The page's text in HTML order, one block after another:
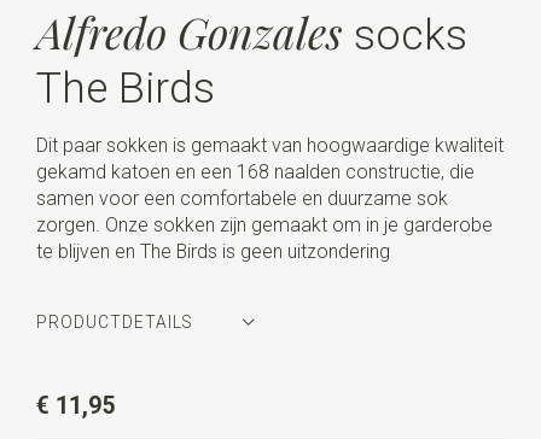
Alfredo Gonzales socks
The Birds
Dit paar sokken is gemaakt van hoogwaardige kwaliteit
gekamd katoen en een 168 naalden constructie, die
samen voor een comfortabele en duurzame sok
zorgen. Onze sokken zijn gemaakt om in je garderobe
te blijven en The Birds is geen uitzondering
PRODUCTDETAILS
lichtblauw / navy
€ 11,95